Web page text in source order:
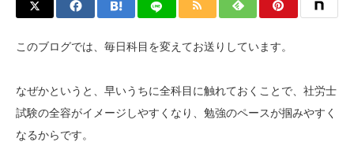
このブログでは、毎日科目を変えてお送りしています。
なぜかというと、早いうちに全科目に触れておくことで、社労士
試験の全容がイメージしやすくなり、勉強のペースが掴みやすく
なるからです。